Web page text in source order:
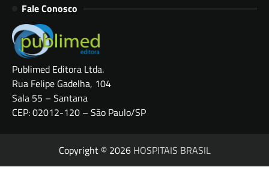
Fale Conosco
Publimed Editora Ltda.
Rua Felipe Gadelha, 104
Sala 55 – Santana
CEP: 02012-120 – São Paulo/SP
Copyright © 2026 HOSPITAIS BRASIL